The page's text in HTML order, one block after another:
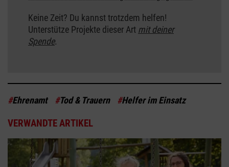
Keine Zeit? Du kannst trotzdem helfen!
Unterstütze Projekte dieser Art mit deiner
Spende.
#Ehrenamt #Tod & Trauern #Helfer im Einsatz
VERWANDTE ARTIKEL